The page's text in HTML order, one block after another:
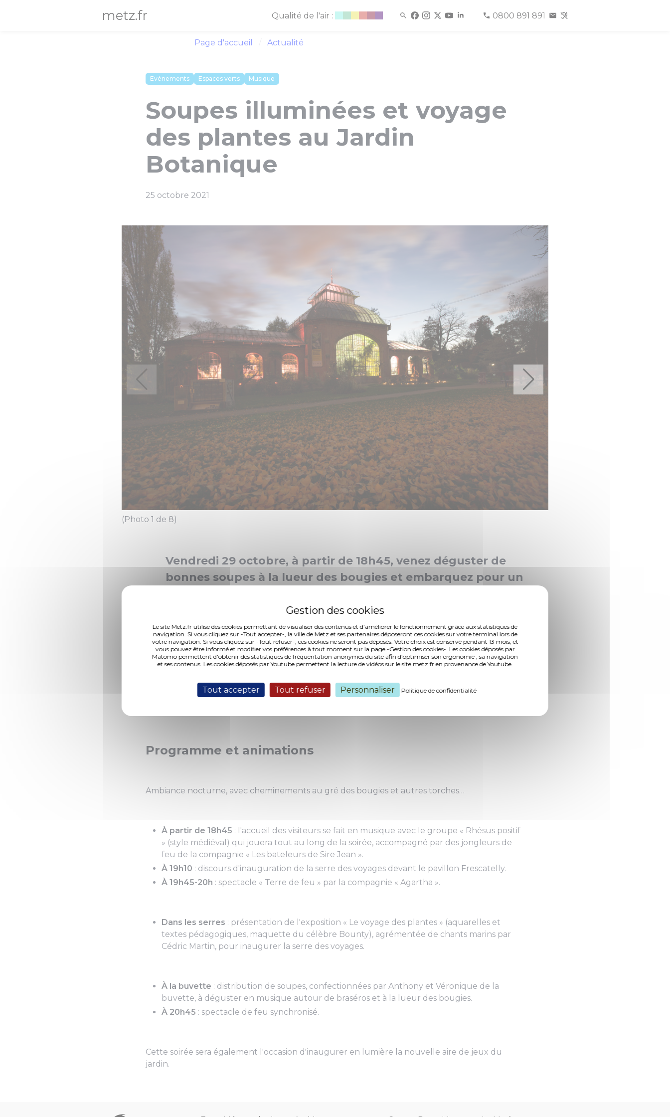
Le site Metz.fr utilise des cookies permettant de visualiser des contenus et d'améliorer le fonctionnement grâce aux statistiques de
navigation. Si vous cliquez sur -Tout accepter-, la ville de Metz et ses partenaires déposeront ces cookies sur votre terminal lors de
votre navigation. Si vous cliquez sur -Tout refuser-, ces cookies ne seront pas déposés. Votre choix est conservé pendant 13 mois, et
vous pouvez être informé et modifier vos préférences à tout moment sur la page -Gestion des cookies-. Les cookies déposés par
Matomo permettent d'obtenir des statistiques de fréquentation anonymes du site afin d'optimiser son ergonomie , sa navigation
et ses contenus. Les cookies déposés par Youtube permettent la lecture de vidéos sur le site metz.fr en provenance de Youtube.
Tout accepter Tout refuser Personnaliser Politique de confidentialité
metz.fr Qualité de l'air : 0800 891 891
Page d'accueil Actualité
Evénements Espaces verts Musique
Soupes illuminées et voyage
des plantes au Jardin
Botanique
25 octobre 2021
(Photo 1 de 8)
Vendredi 29 octobre, à partir de 18h45, venez déguster de
bonnes soupes à la lueur des bougies et embarquez pour un
Comment profiter de l'ambiance d'Halloween, manger de bonnes soupes, tout en voyageant
avec les plantes ? En vous rendant vendredi 29 octobre, à partir de 18h45, au Jardin Botanique
de journée, « en mode nocturne ». Que les visiteurs soient prêts à embarquer pour un voyage
Programme et animations
Ambiance nocturne, avec cheminements au gré des bougies et autres torches…
À partir de 18h45 : l'accueil des visiteurs se fait en musique avec le groupe « Rhésus positif
» (style médiéval) qui jouera tout au long de la soirée, accompagné par des jongleurs de
feu de la compagnie « Les bateleurs de Sire Jean ».
À 19h10 : discours d'inauguration de la serre des voyages devant le pavillon Frescatelly.
À 19h45-20h : spectacle « Terre de feu » par la compagnie « Agartha ».
Dans les serres : présentation de l'exposition « Le voyage des plantes » (aquarelles et
textes pédagogiques, maquette du célèbre Bounty), agrémentée de chants marins par
Cédric Martin, pour inaugurer la serre des voyages.
À la buvette : distribution de soupes, confectionnées par Anthony et Véronique de la
buvette, à déguster en musique autour de braséros et à la lueur des bougies.
À 20h45 : spectacle de feu synchronisé.
Cette soirée sera également l'occasion d'inaugurer en lumière la nouvelle aire de jeux du
jardin.